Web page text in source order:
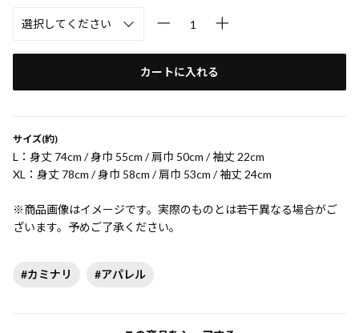
カートに入れる
サイズ(約)
L：身丈 74cm / 身巾 55cm / 肩巾 50cm / 袖丈 22cm
XL：身丈 78cm / 身巾 58cm / 肩巾 53cm / 袖丈 24cm
※商品画像はイメージです。実際のものとは若干異なる場合がご
ざいます。予めご了承ください。
#カミナリ #アパレル